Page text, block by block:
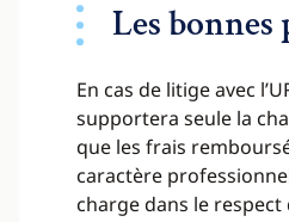
Les bonnes
En cas de litige avec
supportera seule la
que les frais
caractère
charge dans le respect